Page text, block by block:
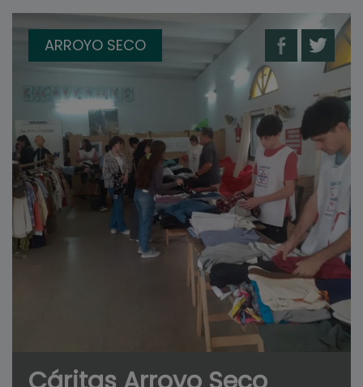
ARROYO SECO